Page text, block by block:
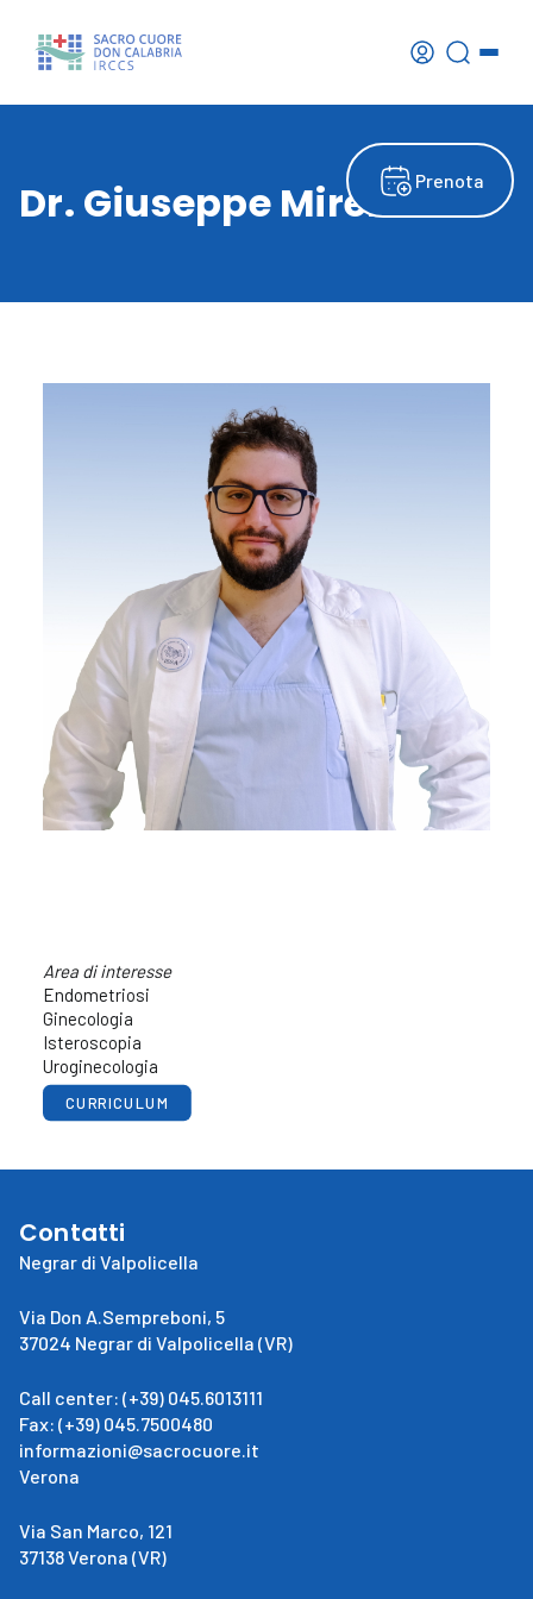
Prenota
Dr. Giuseppe Mirenda
Area di interesse
Endometriosi
Ginecologia
Isteroscopia
Uroginecologia
CURRICULUM
Contatti
Negrar di Valpolicella
Via Don A.Sempreboni, 5
37024 Negrar di Valpolicella (VR)
Call center: (+39) 045.6013111
Fax: (+39) 045.7500480
informazioni@sacrocuore.it
Verona
Via San Marco, 121
37138 Verona (VR)